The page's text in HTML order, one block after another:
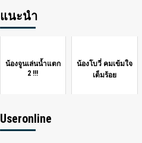
แนะนำ
น้องจูนเล่นน้ำแตก
2 !!!
น้องโบวี่ คมเข้มใจ
เต็มร้อย
Useronline